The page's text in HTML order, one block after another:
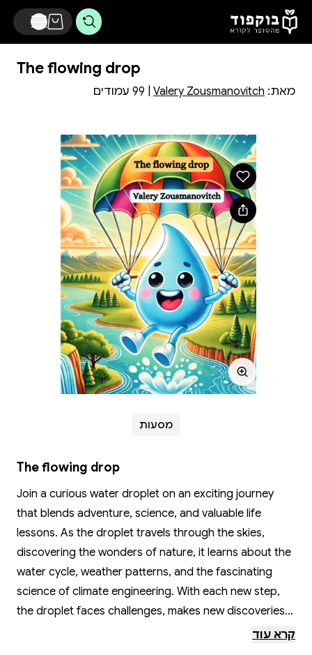
דלג לתוכן הראשי
The flowing drop
מאת: Valery Zousmanovitch
מסעות
The flowing drop
Join a curious water droplet on an exciting journey
that blends adventure, science, and valuable life
lessons. As the droplet travels through the skies,
discovering the wonders of nature, it learns about the
water cycle, weather patterns, and the fascinating
science of climate engineering. With each new step,
the droplet faces challenges, makes new discoveries,
and explores how humans influence the weather. This
קרא עוד